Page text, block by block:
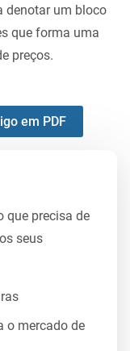
denotar um bloco
que forma uma
preços.
em PDF
que precisa de
seus
o mercado de